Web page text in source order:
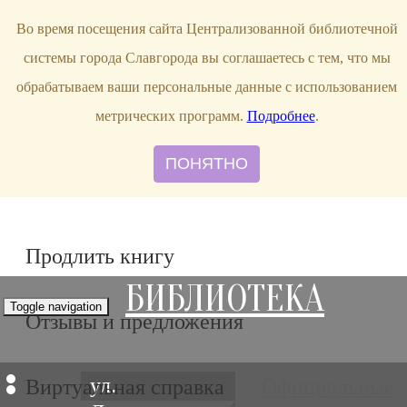
bibl-serv@mail.ru
Продлить книгу
Отзывы и предложения
Виртуальная справка
ул.
Toggle navigation БИБЛИОТЕКА
Во время посещения сайта Централизованной библиотечной
системы города Славгорода вы соглашаетесь с тем, что мы
обрабатываем ваши персональные данные с использованием
метрических программ. Подробнее.
ПОНЯТНО